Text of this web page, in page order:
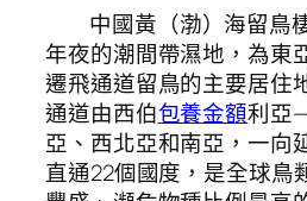
中國黃（渤）海留鳥
年夜的潮間帶濕地，為東
遷飛通道留鳥的主要居住
通道由西伯包養金額利亞
亞、西北亞和南亞，一向
直通22個國度，是全球鳥